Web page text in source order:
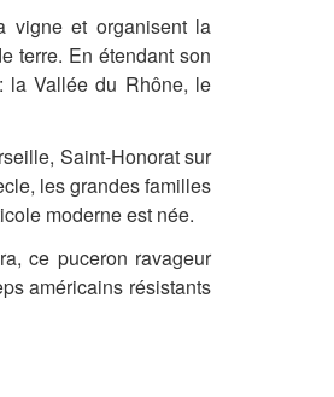
vigne et organisent la
terre. En étendant son
la Vallée du Rhône, le
Saint-Honorat sur
les grandes familles
moderne est née.
ce puceron ravageur
américains résistants